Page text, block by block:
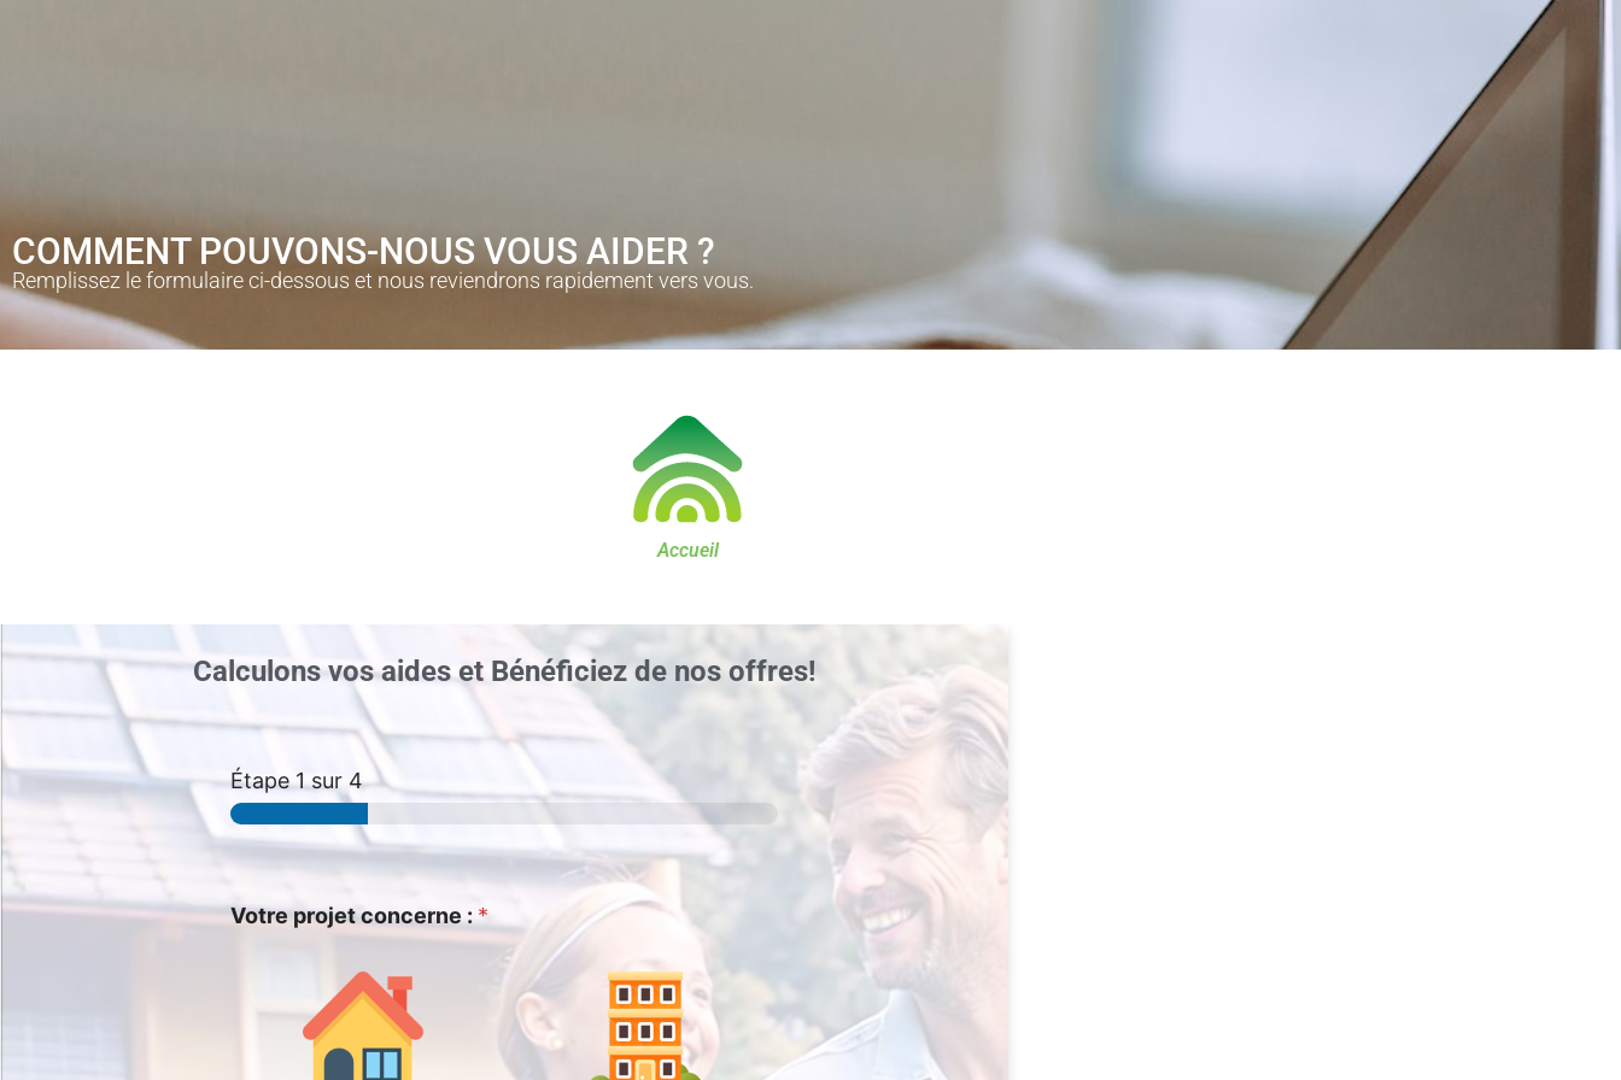
COMMENT POUVONS-NOUS VOUS AIDER ?​
Remplissez le formulaire ci-dessous et nous reviendrons rapidement vers vous.
Accueil
Calculons vos aides et Bénéficiez de nos offres!
Étape1sur 4
Votre projet concerne : *